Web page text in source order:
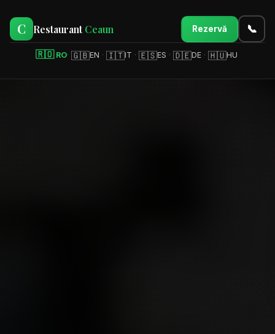
C RestaurantCeaun
🇷🇴RO· 🇬🇧EN · 🇮🇹IT · 🇪🇸ES · 🇩🇪DE · 🇭🇺HU
Rezervă 📞